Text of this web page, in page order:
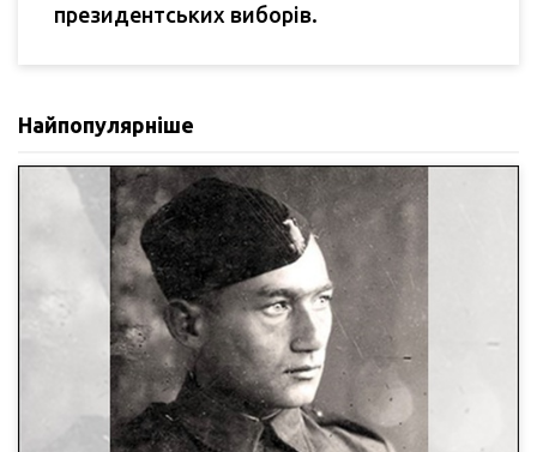
президентських виборів.
Найпопулярніше